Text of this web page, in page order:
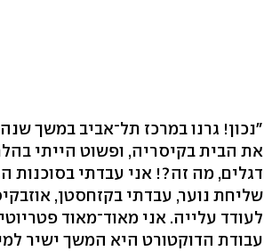
"נכון! גרנו במרכז תל־אביב במשך
את הבית בקיסריה, ופשוט הייתי
דגלים, מה זה?! אני עבדתי בסוכנות
שליחת נוער, עבדתי בקזחסטן,
לעודד עלייה. אני מאוד־מאוד
עבודת הדוקטורט היא המשך ישיר